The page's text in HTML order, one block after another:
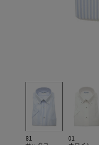
81
01